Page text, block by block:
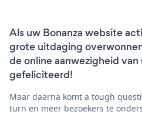
Als uw Bonanza website
grote uitdaging
de online aanwezigheid
gefeliciteerd!
Maar daarna komt a tough
turn en meer bezoekers te